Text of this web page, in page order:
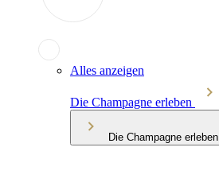
Alles anzeigen
Die Champagne erleben
Die Champagne erleben